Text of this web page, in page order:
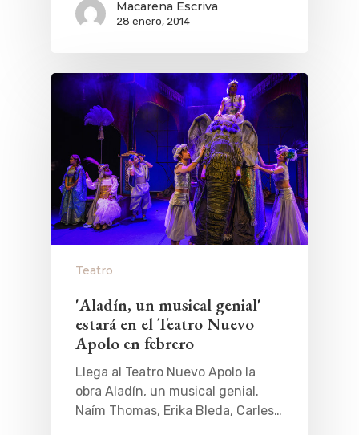
Macarena Escriva
28 enero, 2014
Teatro
'Aladín, un musical genial'
estará en el Teatro Nuevo
Apolo en febrero
Llega al Teatro Nuevo Apolo la
obra Aladín, un musical genial.
Naím Thomas, Erika Bleda, Carles…
Planes
Museos Y
Teatro
Novedades
Cine
Música
Restaurantes
Rutas Por Madrid
Bares Y Cafés
Gourmet
Gastro
VIAJES
BEAUTY
CONTACTO